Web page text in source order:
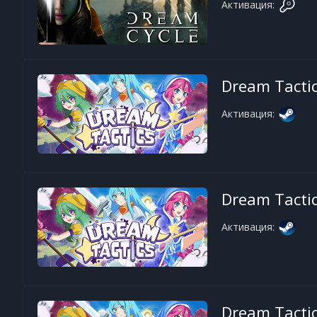
Активация:
Dream
Активация:
Dream
Активация:
Dream